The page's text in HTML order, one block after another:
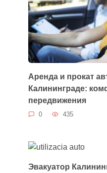
Аренда и прокат
Калининграде:
передвижения
0 435
Эвакуатор